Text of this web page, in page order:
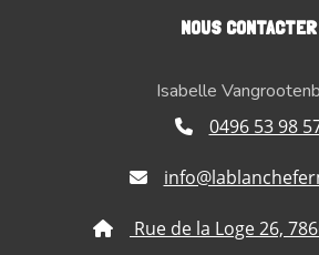
NOUS CONTACTER
Isabelle
0496 53 98
Rue de la Loge 26,